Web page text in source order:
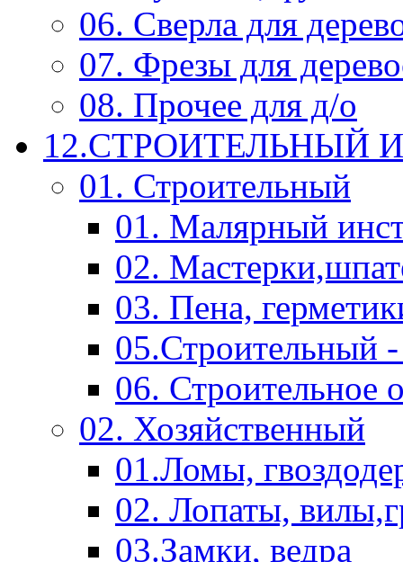
06. Сверла для
07. Фрезы для
08. Прочее для д/о
12.СТРОИТЕЛЬНЫЙ
01. Строительный
01. Малярный
02.
03. Пена,
05.Строительный
06. Строительное
02. Хозяйственный
01.Ломы,
02. Лопаты,
03.Замки, ведра